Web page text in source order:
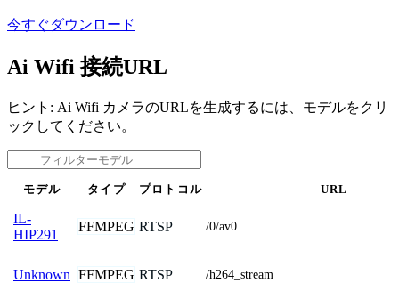
今すぐダウンロード
Ai Wifi 接続URL
ヒント: Ai Wifi カメラのURLを生成するには、モデルをクリ
ックしてください。
モデル タイプ プロトコル URL
IL-
HIP291
FFMPEG RTSP /0/av0
Unknown FFMPEG RTSP /h264_stream